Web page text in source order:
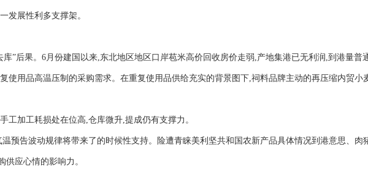
发展性利多支撑架。
”后果。6月份建国以来,东北地区地区口岸苞米高价回收房价走弱,产地集港已无利润,到港量普
使用品高温压制的采购需求。在重复使用品供给充实的背景图下,祠料品牌主动的再压缩内贸小
工加工耗损处在位高,仓库微升,提成仍有支撑力。
预告波动规律将带来了的时候性支持。险遭青睐美利坚共和国农新产品具体情况到港意思、肉
应心情的影响力。‍